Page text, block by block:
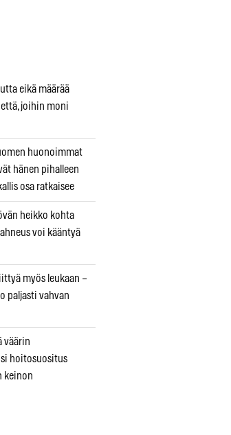
eikä määrää
joihin moni
huonoimmat
hänen pihalleen
osa ratkaisee
heikko kohta
voi kääntyä
myös leukaan –
paljasti vahvan
väärin
hoitosuositus
keinon